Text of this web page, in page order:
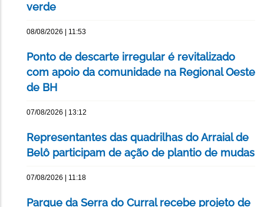
verde
08/08/2026 | 11:53
Ponto de descarte irregular é revitalizado
com apoio da comunidade na Regional Oeste
de BH
07/08/2026 | 13:12
Representantes das quadrilhas do Arraial de
Belô participam de ação de plantio de mudas
07/08/2026 | 11:18
Parque da Serra do Curral recebe projeto de